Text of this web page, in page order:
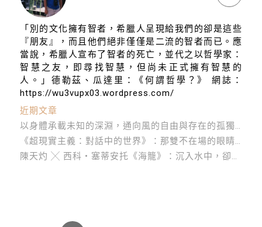
「別的文化擁有智者，希臘人呈現給我們的卻是這些
『朋友』，而且他們絕非僅僅是二流的智者而已。應
當說，希臘人宣布了智者的死亡，並代之以哲學家：
智慧之友，即尋找智慧，但尚未正式擁有智慧的
人。」德勒茲、瓜達里：《何謂哲學？》 網誌：
https://wu3vupx03.wordpress.com/
近期文章
以身體承載未知的深淵，通向風的自由與存在的孤獨──專訪《我是風》演員林子恆
《超現實主義：對話中的世界》：那雙不在場的眼睛，與電影的凝視
陳天灼 ╳ 西科・塞蒂安托《海籠》：沉入水中，卻仍在岸上──沉浸式劇場之縫隙與其真實